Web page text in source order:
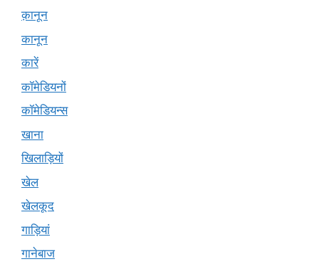
क़ानून
कानून
कारें
कॉमेडियनों
कॉमेडियन्स
खाना
खिलाड़ियों
खेल
खेलकूद
गाड़ियां
गानेबाज